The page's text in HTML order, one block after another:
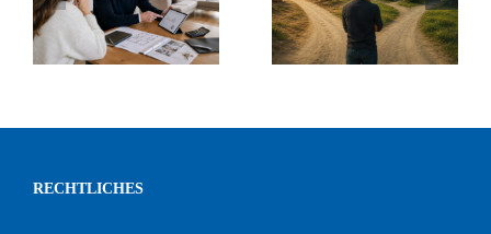
Weg zum
eigenen
die Immobilie
in
RECHTLICHES